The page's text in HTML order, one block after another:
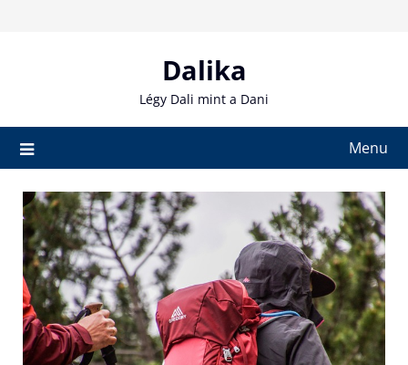
Dalika
Légy Dali mint a Dani
Menu